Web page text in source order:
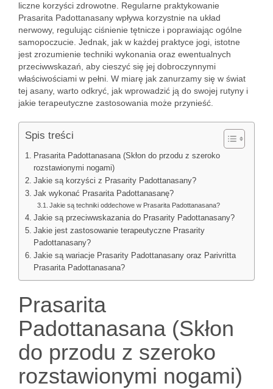
liczne korzyści zdrowotne. Regularne praktykowanie
Prasarita Padottanasany wpływa korzystnie na układ
nerwowy, regulując ciśnienie tętnicze i poprawiając ogólne
samopoczucie. Jednak, jak w każdej praktyce jogi, istotne
jest zrozumienie techniki wykonania oraz ewentualnych
przeciwwskazań, aby cieszyć się jej dobroczynnymi
właściwościami w pełni. W miarę jak zanurzamy się w świat
tej asany, warto odkryć, jak wprowadzić ją do swojej rutyny i
jakie terapeutyczne zastosowania może przynieść.
Spis treści
Prasarita Padottanasana (Skłon do przodu z szeroko
rozstawionymi nogami)
Jakie są korzyści z Prasarity Padottanasany?
Jak wykonać Prasarita Padottanasanę?
Jakie są techniki oddechowe w Prasarita Padottanasana?
Jakie są przeciwwskazania do Prasarity Padottanasany?
Jakie jest zastosowanie terapeutyczne Prasarity
Padottanasany?
Jakie są wariacje Prasarity Padottanasany oraz Parivritta
Prasarita Padottanasana?
Prasarita
Padottanasana (Skłon
do przodu z szeroko
rozstawionymi nogami)